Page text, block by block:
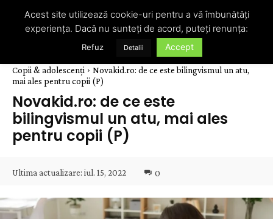
Copii & adolescenți
Novakid.ro: de ce este bilingvismul un atu,
mai ales pentru copii (P)
Novakid.ro: de ce este
bilingvismul un atu, mai ales
pentru copii (P)
Ultima actualizare: iul. 15, 2022 0
Acest site utilizează cookie-uri pentru a vă îmbunătăți
experiența. Dacă nu sunteți de acord, puteți renunța:
Refuz Detalii Accept